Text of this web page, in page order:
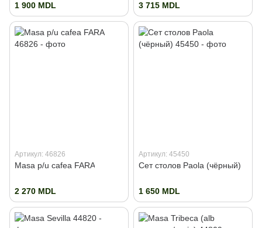
1 900 MDL
3 715 MDL
Артикул: 46826
Masa p/u cafea FARA
2 270 MDL
Артикул: 45450
Сет столов Paola (чёрный)
1 650 MDL